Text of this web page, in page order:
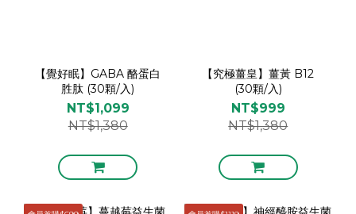
【覺好眠】GABA 酪蛋白
胜肽 (30顆/入)
NT$1,099
NT$1,380
【究極薑皇】薑黃 B12
(30顆/入)
NT$999
NT$1,380